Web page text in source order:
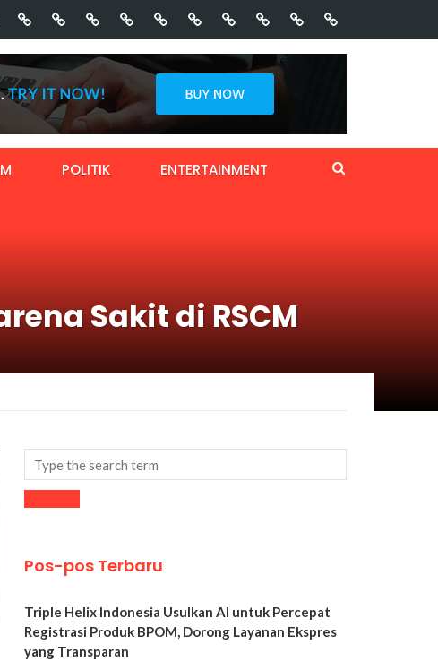
POLITIK ENTERTAINMENT
Sakit di RSCM
Pos-pos Terbaru
Triple Helix Indonesia Usulkan AI untuk Percepat
Registrasi Produk BPOM, Dorong Layanan Ekspres
yang Transparan